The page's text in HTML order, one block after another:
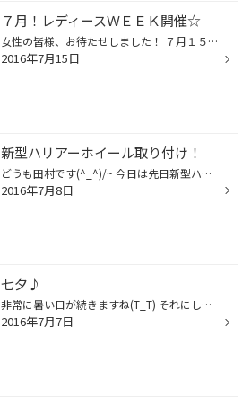
７月！レディースＷＥＥＫ開催☆
女性の皆様、お待たせしました！ ７月１５日～２１日の７日間は レディースＷＥＥＫを開催！！！ ※２０日水曜日はお休みです(>_
2016年7月15日
新型ハリアーホイール取り付け！
どうも田村です(^_^)/~ 今日は先日新型ハリアーに乗られてるお友達が ホイールを購入していただきました！ クレンツェ・ヴェラーエというホイールで 最初はどうも22インチがつけたかったらしいですが 結局20インチに落ち着きました(#^.^#) やっぱりカッコイイですね。。。 マッドブラックにリムのポ...
2016年7月8日
七夕♪
非常に暑い日が続きますね(T_T) それにしてもほんとにあるい！！ 熱中症などには気を付けたいところです(>_
2016年7月7日